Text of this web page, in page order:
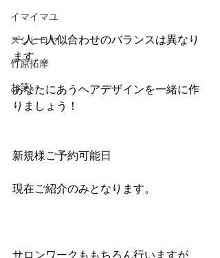
イマイマユ
ズシヒロヤ
竹原拓摩
お笑い
一人一人似合わせのバランスは異なり
ます。
あなたにあうヘアデザインを一緒に作
りましょう！
新規様ご予約可能日
現在ご紹介のみとなります。
サロンワークももちろん行いますが